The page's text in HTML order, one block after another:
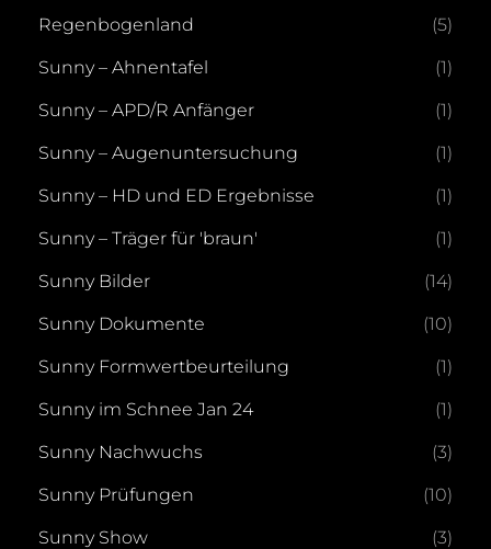
Regenbogenland (5)
Sunny – Ahnentafel (1)
Sunny – APD/R Anfänger (1)
Sunny – Augenuntersuchung (1)
Sunny – HD und ED Ergebnisse (1)
Sunny – Träger für 'braun' (1)
Sunny Bilder (14)
Sunny Dokumente (10)
Sunny Formwertbeurteilung (1)
Sunny im Schnee Jan 24 (1)
Sunny Nachwuchs (3)
Sunny Prüfungen (10)
Sunny Show (3)